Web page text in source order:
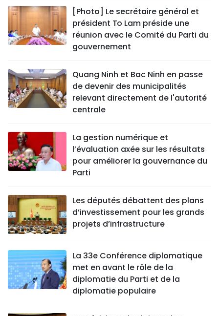
[Photo] Le secrétaire général et
président To Lam préside une
réunion avec le Comité du Parti du
gouvernement
Quang Ninh et Bac Ninh en passe
de devenir des municipalités
relevant directement de l'autorité
centrale
La gestion numérique et
l’évaluation axée sur les résultats
pour améliorer la gouvernance du
Parti
Les députés débattent des plans
d’investissement pour les grands
projets d’infrastructure
La 33e Conférence diplomatique
met en avant le rôle de la
diplomatie du Parti et de la
diplomatie populaire